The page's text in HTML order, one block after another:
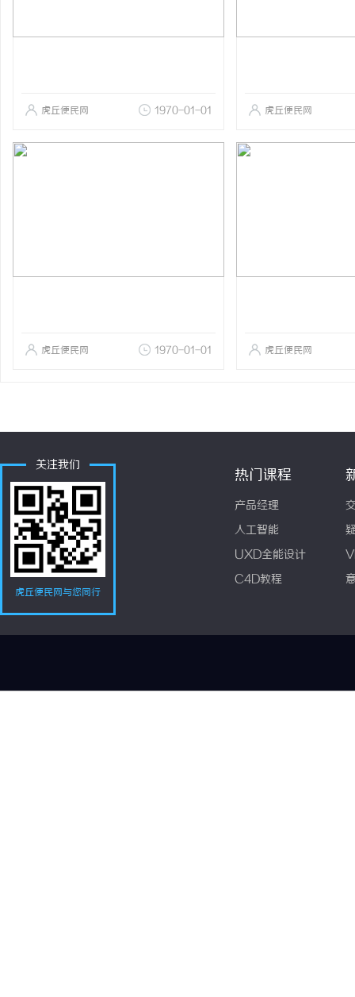
虎丘便民网 1970-01-01 虎丘便民网
虎丘便民网 1970-01-01 虎丘便民网
关注我们
虎丘便民网与您同行
热门课程
产品经理
人工智能
UXD全能设计
C4D教程